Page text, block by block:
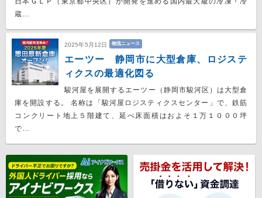
蔵…
2025年5月12日 物流ニュース
エーツー 静岡市に大型倉庫、ロジステ
ィクスの最適化図る
駿河屋を展開するエーツー（静岡市駿河区）は大型倉
庫を開設する。 名称は「駿河屋ロジスティクスセンター」で、鉄筋
コンクリート地上５階建て、延べ床面積はおよそ１万１０００坪
で…